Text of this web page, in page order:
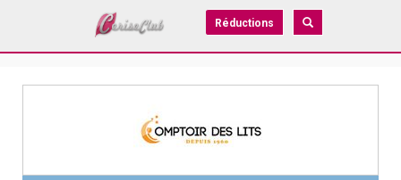
Réductions